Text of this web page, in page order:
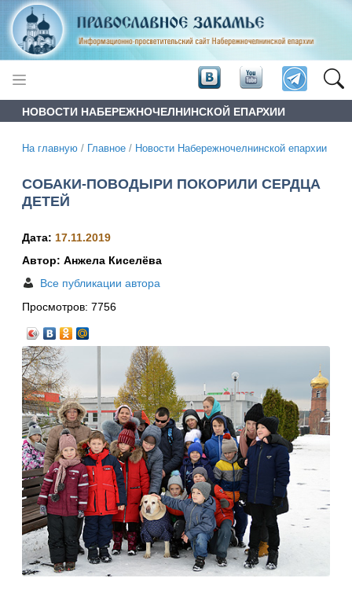
НОВОСТИ НАБЕРЕЖНОЧЕЛНИНСКОЙ ЕПАРХИИ
На главную / Главное / Новости Набережночелнинской епархии
СОБАКИ-ПОВОДЫРИ ПОКОРИЛИ СЕРДЦА
ДЕТЕЙ
Дата: 17.11.2019
Автор: Анжела Киселёва
Все публикации автора
Просмотров: 7756